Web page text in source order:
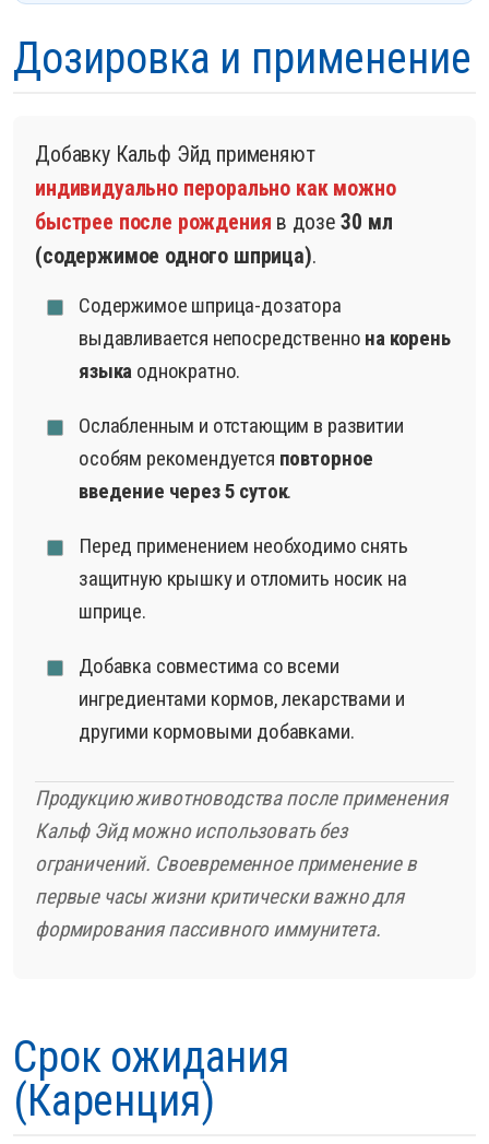
Дозировка и применение
Добавку Кальф Эйд применяют
индивидуально перорально как можно
быстрее после рождения в дозе30 мл
(содержимое одного шприца).
Содержимое шприца-дозатора
выдавливается непосредственно на корень
языка однократно.
Ослабленным и отстающим в развитии
особям рекомендуется повторное
введение через 5 суток.
Перед применением необходимо снять
защитную крышку и отломить носик на
шприце.
Добавка совместима со всеми
ингредиентами кормов, лекарствами и
другими кормовыми добавками.
Продукцию животноводства после применения
Кальф Эйд можно использовать без
ограничений. Своевременное применение в
первые часы жизни критически важно для
формирования пассивного иммунитета.
Срок ожидания
(Каренция)